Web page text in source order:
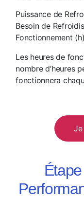
Puissance de
Besoin de
Fonctionnement (h)
Les heures de
nombre d’heures
fonctionnera